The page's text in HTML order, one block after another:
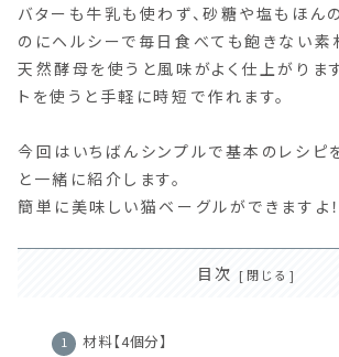
バターも牛乳も使わず、砂糖や塩もほん
のにヘルシーで毎日食べても飽きない素
天然酵母を使うと風味がよく仕上がりま
トを使うと手軽に時短で作れます。
今回はいちばんシンプルで基本のレシピ
と一緒に紹介します。
簡単に美味しい猫ベーグルができますよ！
目次
材料【4個分】